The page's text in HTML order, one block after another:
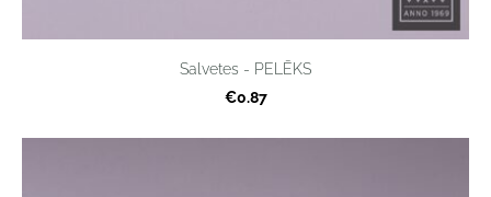
Salvetes - PELĒKS
€0.87